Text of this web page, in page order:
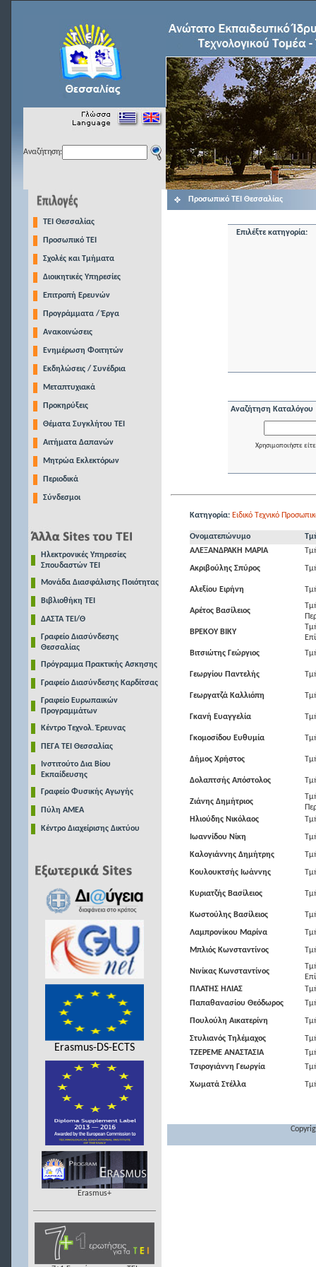
Αναζήτηση:
TEI Θεσσαλίας
Προσωπικό ΤΕΙ
Σχολές και Τμήματα
Διοικητικές Υπηρεσίες
Επιτροπή Ερευνών
Προγράμματα / Έργα
Ανακοινώσεις
Ενημέρωση Φοιτητών
Εκδηλώσεις / Συνέδρια
Μεταπτυχιακά
Προκηρύξεις
Θέματα Συγκλήτου ΤΕΙ
Αιτήματα Δαπανών
Μητρώα Εκλεκτόρων
Περιοδικά
Σύνδεσμοι
Ηλεκτρονικές Υπηρεσίες
Σπουδαστών ΤΕΙ
Μονάδα Διασφάλισης Ποιότητας
Βιβλιοθήκη ΤΕΙ
ΔΑΣΤΑ ΤΕΙ/Θ
Γραφείο Διασύνδεσης
Θεσσαλίας
Πρόγραμμα Πρακτικής Ασκησης
Γραφείο Διασύνδεσης Καρδίτσας
Γραφείο Ευρωπαικών
Προγραμμάτων
Κέντρο Τεχνολ. Έρευνας
ΠΕΓΑ ΤΕΙ Θεσσαλίας
Ινστιτούτο Δια Βίου
Εκπαίδευσης
Γραφείο Φυσικής Αγωγής
Πύλη ΑΜΕΑ
Κέντρο Διαχείρισης Δικτύου
Erasmus-DS-ECTS
Erasmus+
Προσωπικό ΤΕΙ Θεσσαλίας
Επιλέξτε κατηγορία:
Αναζήτηση Καταλόγου
Χρησιμοποιήστε
Κατηγορία: Ειδικό Τεχνικό
Ονοματεπώνυμο
ΑΛΕΞΑΝΔΡΑΚΗ ΜΑΡΙΑ
Ακριβούλης Σπύρος
Αλεξίου Ειρήνη
Αρέτος Βασίλειος
ΒΡΕΚΟΥ ΒΙΚΥ
Βιτσιώτης Γεώργιος
Γεωργίου Παντελής
Γεωργατζά Καλλιόπη
Γκανή Ευαγγελία
Γκομοσίδου Ευθυμία
Δήμος Χρήστος
Δολαπτσής Απόστολος
Ζιάνης Δημήτριος
Ηλιούδης Νικόλαος
Ιωαννίδου Νίκη
Καλογιάννης Δημήτρης
Κουλουκτσής Ιωάννης
Κυριατζής Βασίλειος
Κωστούλης Βασίλειος
Λαμπρονίκου Μαρίνα
Μπλιός Κωνσταντίνος
Νινίκας Κωνσταντίνος
ΠΛΑΤΗΣ ΗΛΙΑΣ
Παπαθανασίου Θεόδωρος
Πουλούλη Αικατερίνη
Στυλιανός Τηλέμαχος
ΤΖΕΡΕΜΕ ΑΝΑΣΤΑΣΙΑ
Τσιρογιάννη Γεωργία
Χωματά Στέλλα